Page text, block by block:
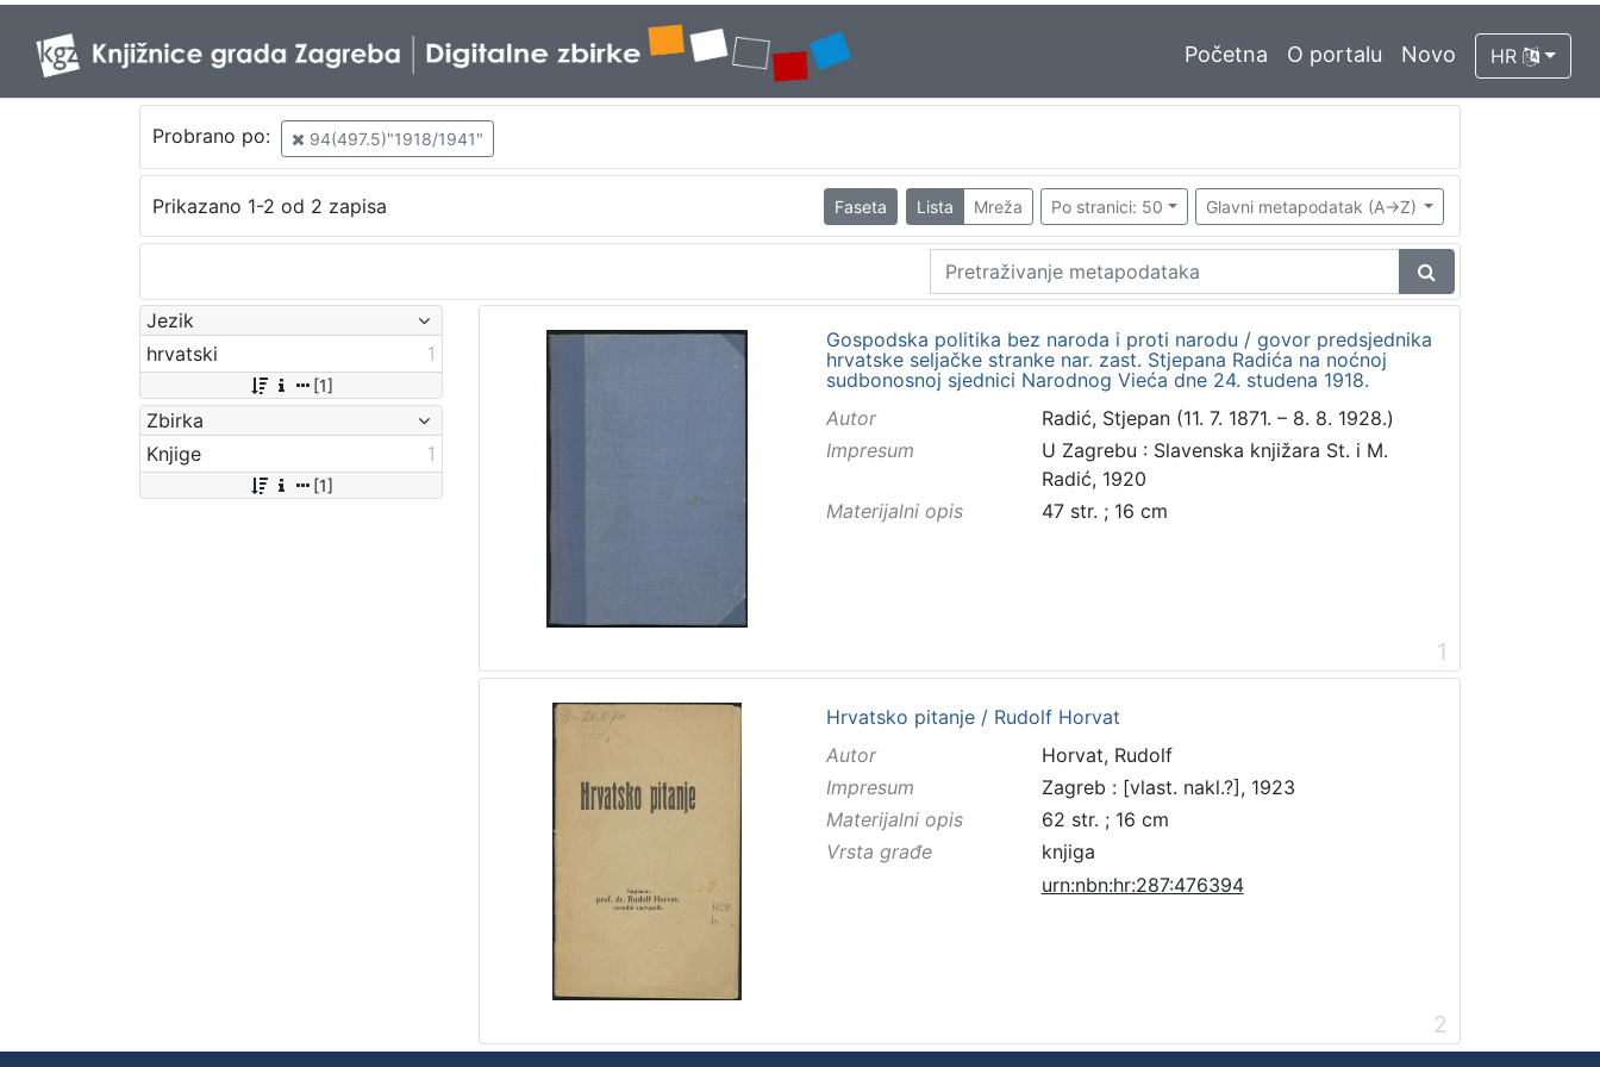
Početna O portalu Novo HR
Probrano po: 94(497.5)"1918/1941"
Prikazano 1-2 od 2 zapisa Faseta Lista Mreža Po stranici: 50 Glavni metapodatak (A->Z)
Jezik
hrvatski
1
[1]
Zbirka
Knjige
1
[1]
Gospodska politika bez naroda i proti narodu / govor predsjednika
hrvatske seljačke stranke nar. zast. Stjepana Radića na noćnoj
sudbonosnoj sjednici Narodnog Vieća dne 24. studena 1918.
Autor
Radić, Stjepan (11. 7. 1871. – 8. 8. 1928.)
Impresum
U Zagrebu : Slavenska knjižara St. i M.
Radić, 1920
Materijalni opis
47 str. ; 16 cm
1
Hrvatsko pitanje / Rudolf Horvat
Autor
Horvat, Rudolf
Impresum
Zagreb : [vlast. nakl.?], 1923
Materijalni opis
62 str. ; 16 cm
Vrsta građe
knjiga
urn:nbn:hr:287:476394
2